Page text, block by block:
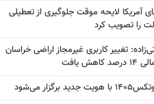
آمریکا لایحه موقت جلوگیری از تعطیلی
را تصویب کرد
تغییر کاربری غیرمجاز اراضی خراسان
کاهش یافت
هویت جدید برگزار می‌شود